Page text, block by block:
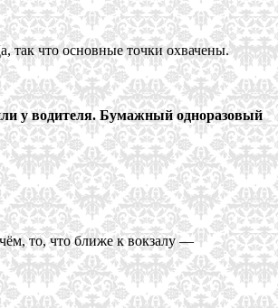
что основные точки охвачены.
у водителя. Бумажный одноразовый
то, что ближе к вокзалу —